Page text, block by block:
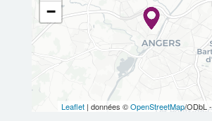
−
Leaflet | données ©OpenStreetMap/ODbL